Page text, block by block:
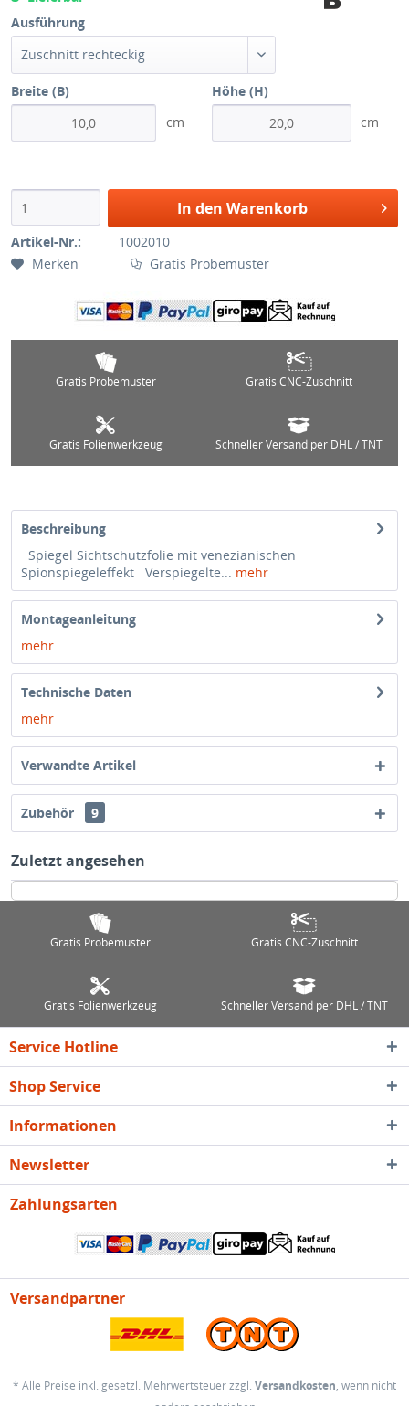
Ausführung
Zuschnitt rechteckig
Breite (B)
cm
Höhe (H)
cm
In den Warenkorb
Artikel-Nr.:
1002010
Merken
Gratis Probemuster
Gratis Probemuster Gratis CNC-Zuschnitt
Gratis Folienwerkzeug Schneller Versand per DHL / TNT
Beschreibung
Spiegel Sichtschutzfolie mit venezianischen
Spionspiegeleffekt Verspiegelte... mehr
Montageanleitung
mehr
Technische Daten
mehr
Verwandte Artikel
Zubehör 9
Zuletzt angesehen
Gratis Probemuster Gratis CNC-Zuschnitt
Gratis Folienwerkzeug Schneller Versand per DHL / TNT
Service Hotline
Shop Service
Informationen
Newsletter
Zahlungsarten
Versandpartner
* Alle Preise inkl. gesetzl. Mehrwertsteuer zzgl. Versandkosten, wenn nicht